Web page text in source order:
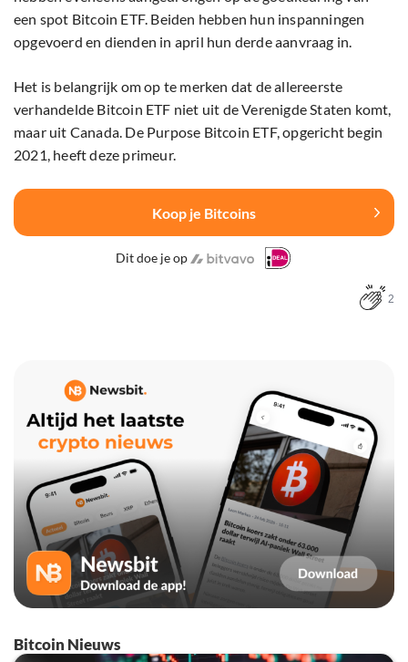
een spot Bitcoin ETF. Beiden hebben hun inspanningen
opgevoerd en dienden in april hun derde aanvraag in.
Het is belangrijk om op te merken dat de allereerste
verhandelde Bitcoin ETF niet uit de Verenigde Staten komt,
maar uit Canada. De Purpose Bitcoin ETF, opgericht begin
2021, heeft deze primeur.
Koop je Bitcoins
Dit doe je op
2
Bitcoin Nieuws